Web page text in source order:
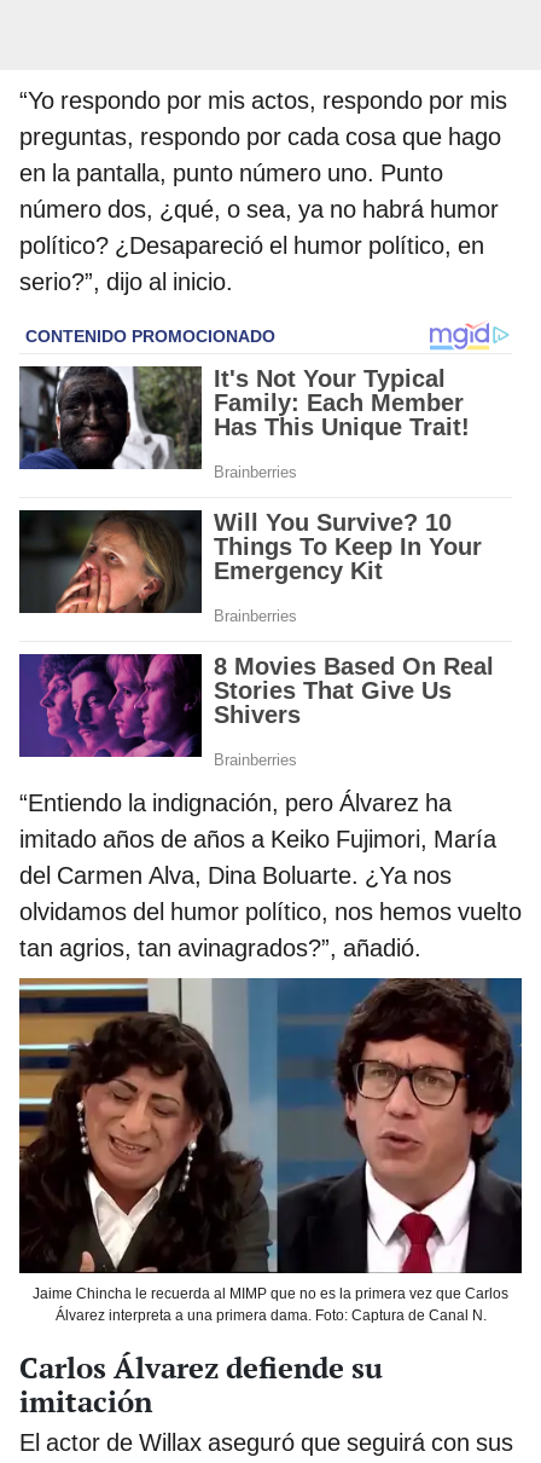
“Yo respondo por mis actos, respondo por mis
preguntas, respondo por cada cosa que hago
en la pantalla, punto número uno. Punto
número dos, ¿qué, o sea, ya no habrá humor
político? ¿Desapareció el humor político, en
serio?”, dijo al inicio.
“Entiendo la indignación, pero Álvarez ha
imitado años de años a Keiko Fujimori, María
del Carmen Alva, Dina Boluarte. ¿Ya nos
olvidamos del humor político, nos hemos vuelto
tan agrios, tan avinagrados?”, añadió.
Jaime Chincha le recuerda al MIMP que no es la primera vez que Carlos
Álvarez interpreta a una primera dama. Foto: Captura de Canal N.
Carlos Álvarez defiende su
imitación
El actor de Willax aseguró que seguirá con sus